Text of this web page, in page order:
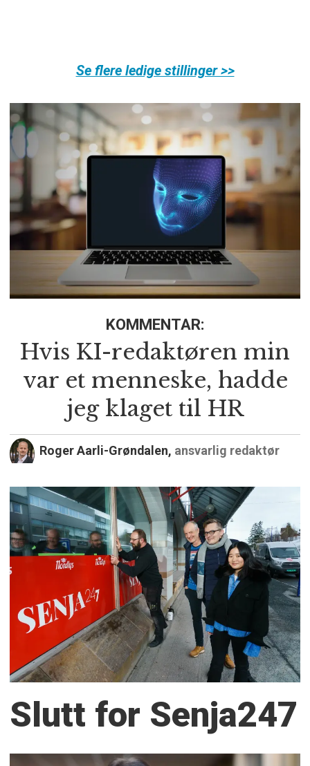
Se flere ledige stillinger >>
KOMMENTAR:
Hvis KI-redaktøren min
var et menneske, hadde
jeg klaget til HR
Roger Aarli-Grøndalen, ansvarlig redaktør
Slutt for Senja247